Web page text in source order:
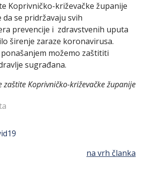
Koprivničko-križevačke županije
se pridržavaju svih
prevencije i zdravstvenih uputa
širenje zaraze koronavirusa.
možemo zaštititi
sugrađana.
zaštite Koprivničko-križevačke županije
na vrh članka